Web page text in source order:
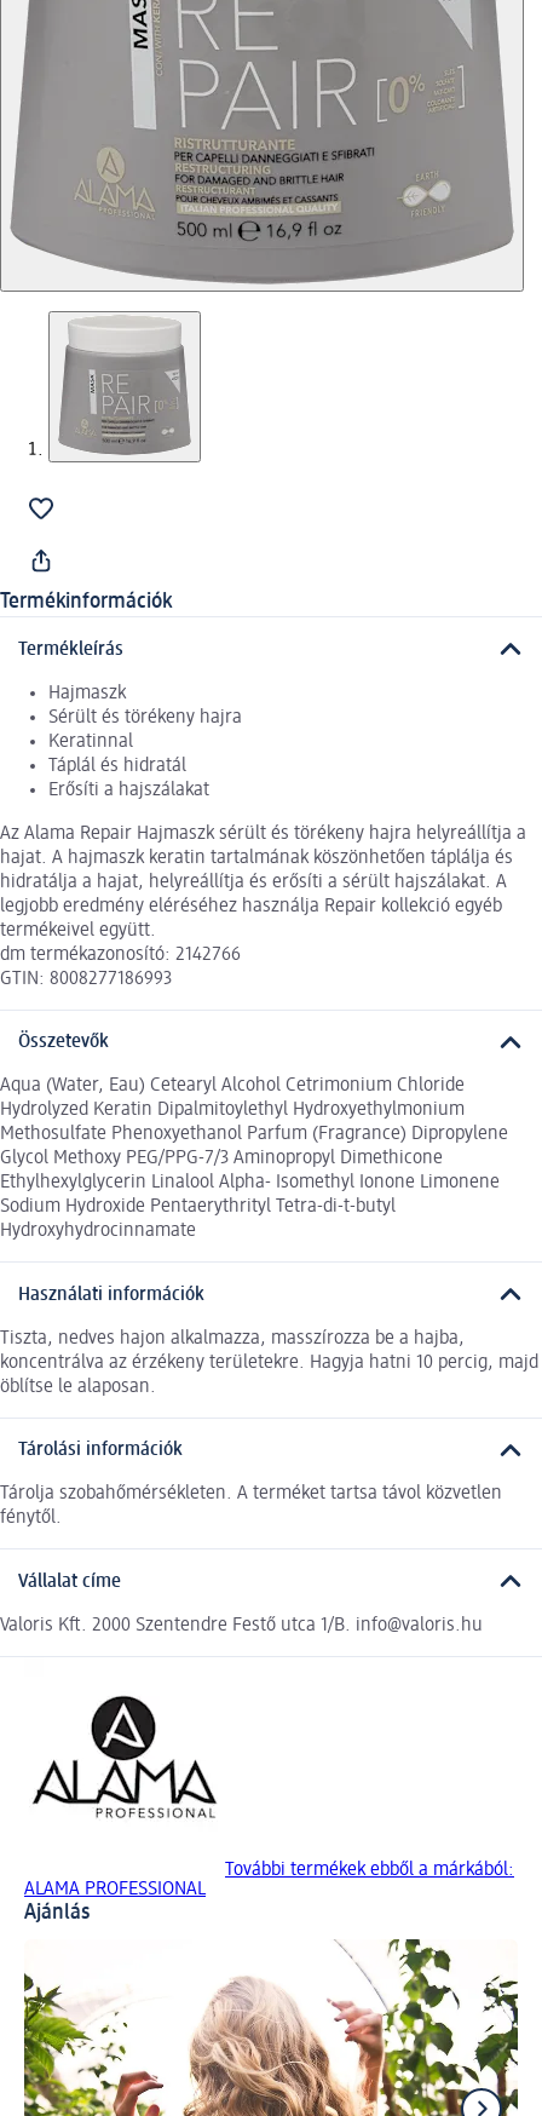
Termékinformációk
Termékleírás
Hajmaszk
Sérült és törékeny hajra
Keratinnal
Táplál és hidratál
Erősíti a hajszálakat
Az Alama Repair Hajmaszk sérült és törékeny hajra helyreállítja a
hajat. A hajmaszk keratin tartalmának köszönhetően táplálja és
hidratálja a hajat, helyreállítja és erősíti a sérült hajszálakat. A
legjobb eredmény eléréséhez használja Repair kollekció egyéb
termékeivel együtt.
dm termékazonosító: 2142766
GTIN: 8008277186993
Összetevők
Aqua (Water, Eau) Cetearyl Alcohol Cetrimonium Chloride
Hydrolyzed Keratin Dipalmitoylethyl Hydroxyethylmonium
Methosulfate Phenoxyethanol Parfum (Fragrance) Dipropylene
Glycol Methoxy PEG/PPG-7/3 Aminopropyl Dimethicone
Ethylhexylglycerin Linalool Alpha- Isomethyl Ionone Limonene
Sodium Hydroxide Pentaerythrityl Tetra-di-t-butyl
Hydroxyhydrocinnamate
Használati információk
Tiszta, nedves hajon alkalmazza, masszírozza be a hajba,
koncentrálva az érzékeny területekre. Hagyja hatni 10 percig, majd
öblítse le alaposan.
Tárolási információk
Tárolja szobahőmérsékleten. A terméket tartsa távol közvetlen
fénytől.
Vállalat címe
Valoris Kft. 2000 Szentendre Festő utca 1/B. info@valoris.hu
További termékek ebből a márkából:
ALAMA PROFESSIONAL
Ajánlás